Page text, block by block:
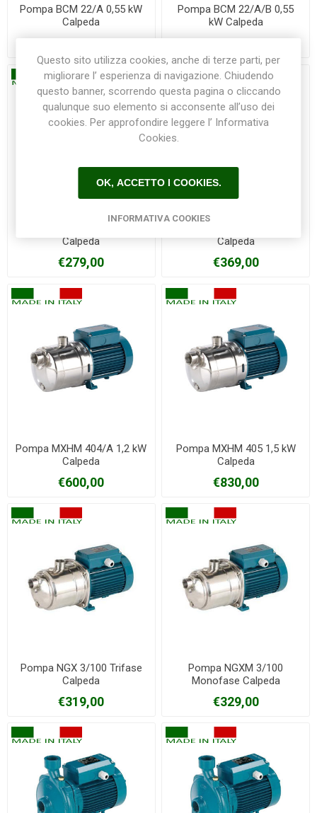
Pompa BCM 22/A 0,55 kW
Calpeda
€780,00
Pompa BCM 22/A/B 0,55
kW Calpeda
€895,00
Calpeda
€279,00
Calpeda
€369,00
Pompa MXHM 404/A 1,2 kW
Calpeda
€600,00
Pompa MXHM 405 1,5 kW
Calpeda
€830,00
Pompa NGX 3/100 Trifase
Calpeda
€319,00
Pompa NGXM 3/100
Monofase Calpeda
€329,00
Questo sito utilizza cookies, anche di terze parti, per
migliorare l’ esperienza di navigazione. Chiudendo
questo banner, scorrendo questa pagina o cliccando
qualunque suo elemento si acconsente all’uso dei
cookies. Per approfondire leggere l’ Informativa
Cookies.
OK, ACCETTO I COOKIES.
INFORMATIVA COOKIES